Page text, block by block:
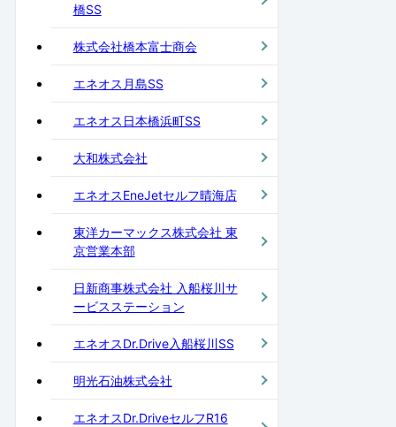
橋SS
株式会社橋本富士商会
エネオス月島SS
エネオス日本橋浜町SS
大和株式会社
エネオスEneJetセルフ晴海店
東洋カーマックス株式会社 東
京営業本部
日新商事株式会社 入船桜川サ
ービスステーション
エネオスDr.Drive入船桜川SS
明光石油株式会社
エネオスDr.DriveセルフR16